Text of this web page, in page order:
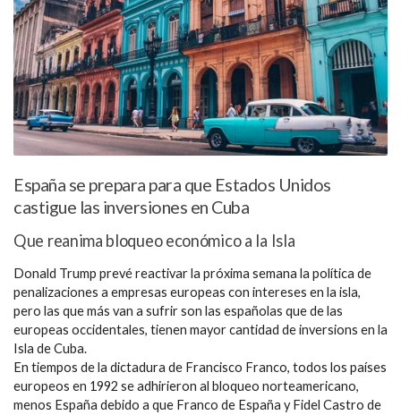
España se prepara para que Estados Unidos
castigue las inversiones en Cuba
Que reanima bloqueo económico a la Isla
Donald Trump prevé reactivar la próxima semana la política de
penalizaciones a empresas europeas con intereses en la isla,
pero las que más van a sufrir son las españolas que de las
europeas occidentales, tienen mayor cantidad de inversions en la
Isla de Cuba.
En tiempos de la dictadura de Francisco Franco, todos los países
europeos en 1992 se adhirieron al bloqueo norteamericano,
menos España debido a que Franco de España y Fidel Castro de